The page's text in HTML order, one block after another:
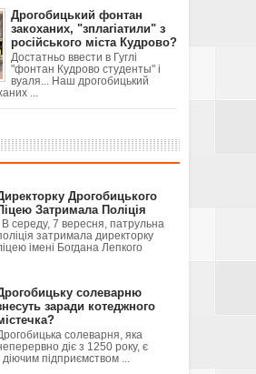
Дрогобицький фонтан
закоханих, "зплагіатили" з
російського міста Кудрово?
Достатньо ввести в Гуглі
"фонтан Кудрово студенты" і
вуаля... Наш дрогобицький
...
Дрогобицького
Затримала Поліція
В середу, 7 вересня, патрульна
затримала директорку
імені Богдана Лепкого
солеварню
заради котеджного
солеварня, яка
діє з 1250 року, є
підприємством ...